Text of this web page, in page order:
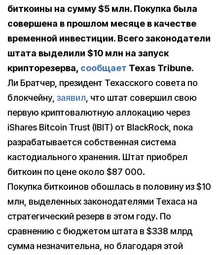
биткоины на сумму $5 млн. Покупка была
совершена в прошлом месяце в качестве
временной инвестиции. Всего законодатели
штата выделили $10 млн на запуск
крипторезерва, сообщает Texas Tribune.
Ли Братчер, президент Техасского совета по
блокчейну, заявил, что штат совершил свою
первую криптовалютную аллокацию через
iShares Bitcoin Trust (IBIT) от BlackRock, пока
разрабатывается собственная система
кастодиального хранения. Штат приобрел
биткоин по цене около $87 000.
Покупка биткоинов обошлась в половину из $10
млн, выделенных законодателями Техаса на
стратегический резерв в этом году. По
сравнению с бюджетом штата в $338 млрд
сумма незначительна, но благодаря этой